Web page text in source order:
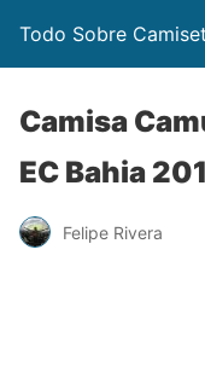
Todo Sobre
Camisa
EC Bahia
Felipe Rivera